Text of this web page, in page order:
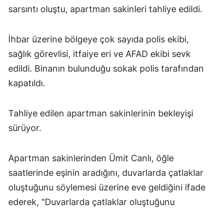
sarsıntı oluştu, apartman sakinleri tahliye edildi.
İhbar üzerine bölgeye çok sayıda polis ekibi,
sağlık görevlisi, itfaiye eri ve AFAD ekibi sevk
edildi. Binanın bulunduğu sokak polis tarafından
kapatıldı.
Tahliye edilen apartman sakinlerinin bekleyişi
sürüyor.
Apartman sakinlerinden Ümit Canlı, öğle
saatlerinde eşinin aradığını, duvarlarda çatlaklar
oluştuğunu söylemesi üzerine eve geldiğini ifade
ederek, "Duvarlarda çatlaklar oluştuğunu